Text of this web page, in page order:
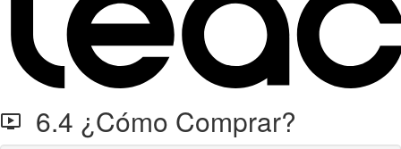
6.4 ¿Cómo Comprar?